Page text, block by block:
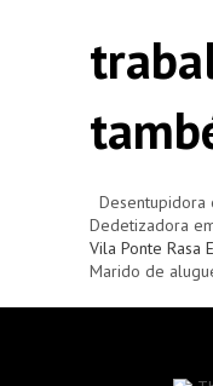
Desentupidora
Dedetizadora
Vila Ponte Rasa
Marido de